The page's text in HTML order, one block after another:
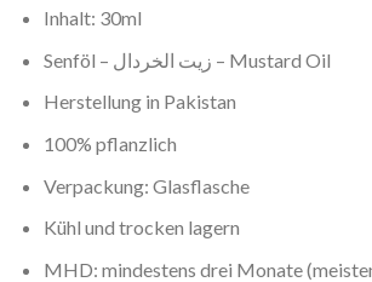
Inhalt: 30ml
Senföl – زيت الخردال – Mustard Oil
Herstellung in Pakistan
100% pflanzlich
Verpackung: Glasflasche
Kühl und trocken lagern
MHD: mindestens drei Monate